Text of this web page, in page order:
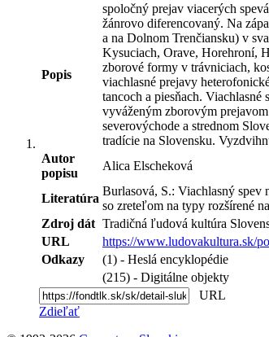
Popis
spoločný prejav viacerých
žánrovo diferencovaný. Na
a na Dolnom Trenčiansku) v
Kysuciach, Orave, Horehroní,
zborové formy v trávniciach,
viachlasné prejavy
tancoch a piesňach.
vyváženým zborovým
severovýchode a strednom
tradície na Slovensku.
Autor
popisu
Alica Elscheková
Literatúra
Burlasová, S.: Viachlasný
so zreteľom na typy rozšírené
Zdroj dát Tradičná ľudová kultúra
URL
https://www.ludovakultura.sk/
Odkazy
(1) - Heslá encyklopédie
(215) - Digitálne objekty
URL
Zdieľať